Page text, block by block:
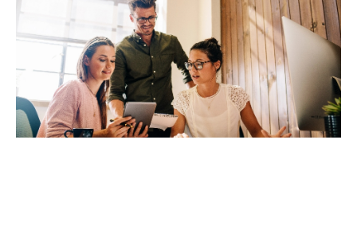
maximiser vos chances de réussite. Nos
conseils
sont précis, professionnels et pensés pour
répondre à vos besoins. Grâce à une sélection
rigoureuse d’annonces immobilières à Uzès,
nous vous guidons pour trouver
l’appartement
ou
lamaisonqui correspond parfaitement à vos